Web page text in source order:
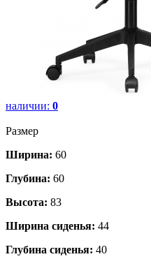
наличии: 0
Размер
Ширина: 60
Глубина: 60
Высота: 83
Ширина сиденья: 44
Глубина сиденья: 40